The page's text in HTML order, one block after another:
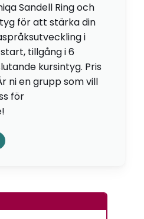
Sandell Ring och
för att stärka din
i
tillgång i 6
kursintyg. Pris
ni en grupp som vill
för